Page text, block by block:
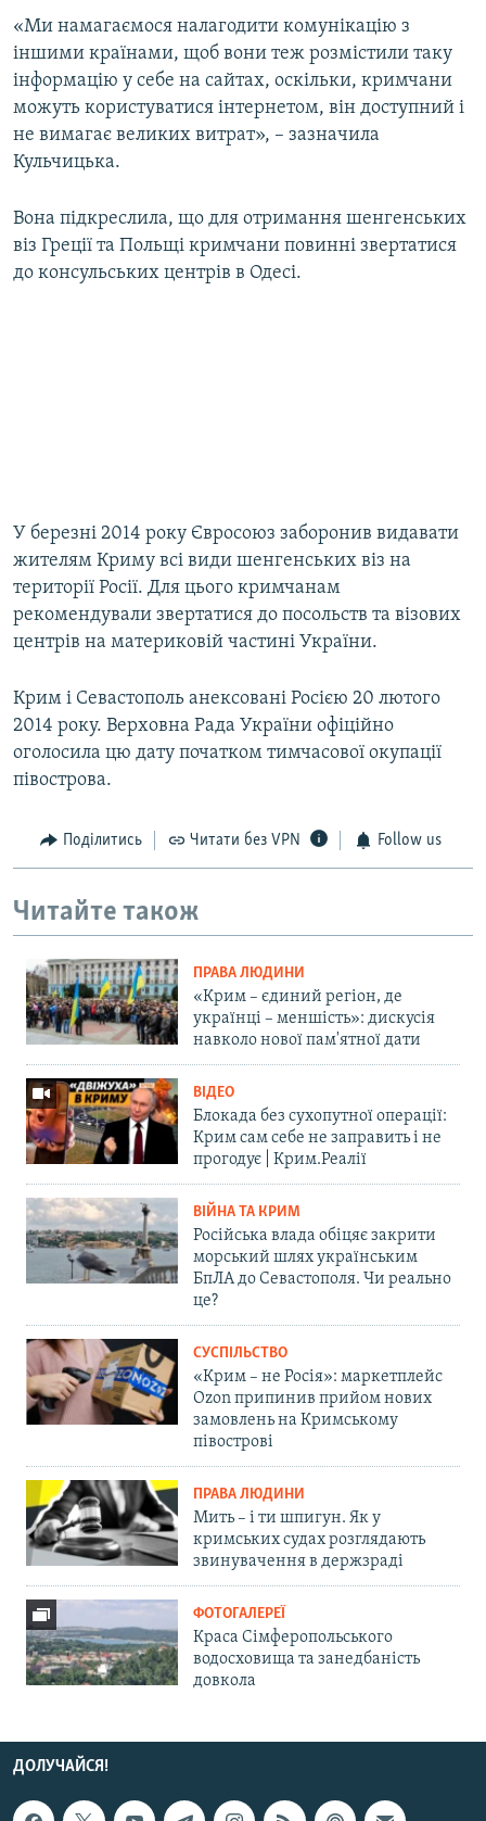
«Ми намагаємося налагодити комунікацію з
іншими країнами, щоб вони теж розмістили таку
інформацію у себе на сайтах, оскільки, кримчани
можуть користуватися інтернетом, він доступний і
не вимагає великих витрат», – зазначила
Кульчицька.
Вона підкреслила, що для отримання шенгенських
віз Греції та Польщі кримчани повинні звертатися
до консульських центрів в Одесі.
У березні 2014 року Євросоюз заборонив видавати
жителям Криму всі види шенгенських віз на
території Росії. Для цього кримчанам
рекомендували звертатися до посольств та візових
центрів на материковій частині України.
Крим і Севастополь анексовані Росією 20 лютого
2014 року. Верховна Рада України офіційно
оголосила цю дату початком тимчасової окупації
півострова.
Поділитись Читати без VPN Follow us
Читайте також
ПРАВА ЛЮДИНИ
«Крим – єдиний регіон, де
українці – меншість»: дискусія
навколо нової пам'ятної дати
ВІДЕО
Блокада без сухопутної операції:
Крим сам себе не заправить і не
прогодує | Крим.Реалії
ВІЙНА ТА КРИМ
Російська влада обіцяє закрити
морський шлях українським
БпЛА до Севастополя. Чи реально
це?
СУСПІЛЬСТВО
«Крим – не Росія»: маркетплейс
Ozon припинив прийом нових
замовлень на Кримському
півострові
ПРАВА ЛЮДИНИ
Мить – і ти шпигун. Як у
кримських судах розглядають
звинувачення в держзраді
ФОТОГАЛЕРЕЇ
Краса Сімферопольського
водосховища та занедбаність
довкола
ДОЛУЧАЙСЯ!